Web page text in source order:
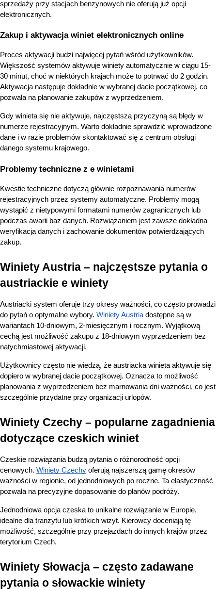
sprzedaży przy stacjach benzynowych nie oferują już opcji
elektronicznych.
Zakup i aktywacja winiet elektronicznych online
Proces aktywacji budzi najwięcej pytań wśród użytkowników.
Większość systemów aktywuje winiety automatycznie w ciągu 15-
30 minut, choć w niektórych krajach może to potrwać do 2 godzin.
Aktywacja następuje dokładnie w wybranej dacie początkowej, co
pozwala na planowanie zakupów z wyprzedzeniem.
Gdy winieta się nie aktywuje, najczęstszą przyczyną są błędy w
numerze rejestracyjnym. Warto dokładnie sprawdzić wprowadzone
dane i w razie problemów skontaktować się z centrum obsługi
danego systemu krajowego.
Problemy techniczne z e winietami
Kwestie techniczne dotyczą głównie rozpoznawania numerów
rejestracyjnych przez systemy automatyczne. Problemy mogą
wystąpić z nietypowymi formatami numerów zagranicznych lub
podczas awarii baz danych. Rozwiązaniem jest zawsze dokładna
weryfikacja danych i zachowanie dokumentów potwierdzających
zakup.
Winiety Austria – najczęstsze pytania o
austriackie e winiety
Austriacki system oferuje trzy okresy ważności, co często prowadzi
do pytań o optymalne wybory. Winiety Austria dostępne są w
wariantach 10-dniowym, 2-miesięcznym i rocznym. Wyjątkową
cechą jest możliwość zakupu z 18-dniowym wyprzedzeniem bez
natychmiastowej aktywacji.
Użytkownicy często nie wiedzą, że austriacka winieta aktywuje się
dopiero w wybranej dacie początkowej. Oznacza to możliwość
planowania z wyprzedzeniem bez marnowania dni ważności, co jest
szczególnie przydatne przy organizacji urlopów.
Winiety Czechy – popularne zagadnienia
dotyczące czeskich winiet
Czeskie rozwiązania budzą pytania o różnorodność opcji
cenowych. Winiety Czechy oferują najszerszą gamę okresów
ważności w regionie, od jednodniowych po roczne. Ta elastyczność
pozwala na precyzyjne dopasowanie do planów podróży.
Jednodniowa opcja czeska to unikalne rozwiązanie w Europie,
idealne dla tranzytu lub krótkich wizyt. Kierowcy doceniają tę
możliwość, szczególnie przy przejazdach do innych krajów przez
terytorium Czech.
Winiety Słowacja – często zadawane
pytania o słowackie winiety